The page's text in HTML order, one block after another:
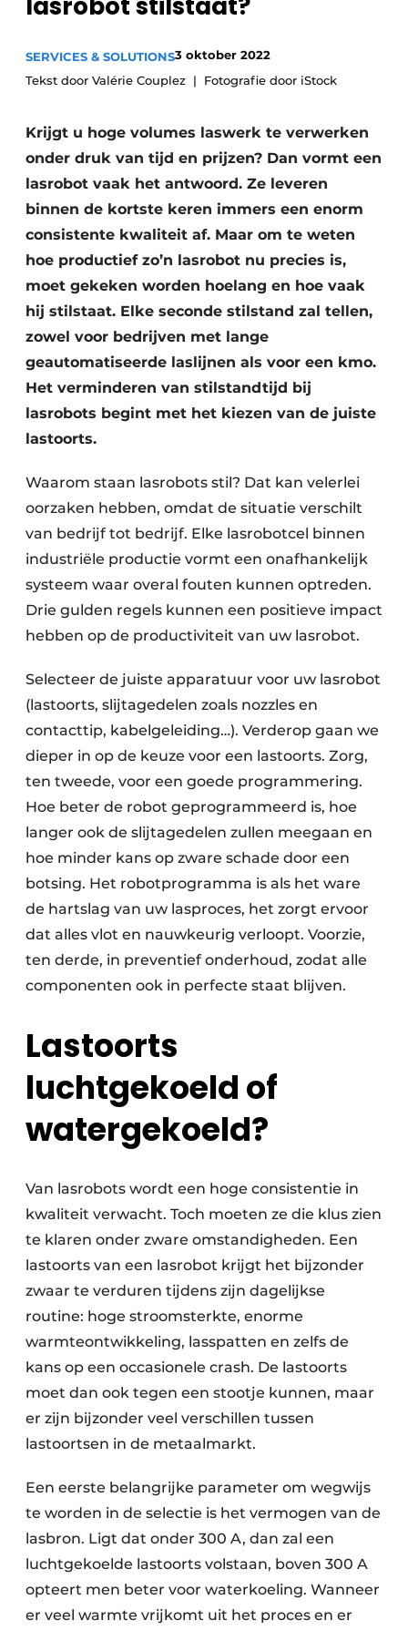
Privacy / Cookie statement
Vacature aanmelden
Vacatures
SERVICES & SOLUTIONS3 oktober 2022
Tekst door Valérie Couplez
Fotografie door iStock
Krijgt u hoge volumes laswerk te verwerken
onder druk van tijd en prijzen? Dan vormt een
lasrobot vaak het antwoord. Ze leveren
binnen de kortste keren immers een enorm
consistente kwaliteit af. Maar om te weten
hoe productief zo’n lasrobot nu precies is,
moet gekeken worden hoelang en hoe vaak
hij stilstaat. Elke seconde stilstand zal tellen,
zowel voor bedrijven met lange
geautomatiseerde laslijnen als voor een kmo.
Het verminderen van stilstandtijd bij
lasrobots begint met het kiezen van de juiste
lastoorts.
Waarom staan lasrobots stil? Dat kan velerlei
oorzaken hebben, omdat de situatie verschilt
van bedrijf tot bedrijf. Elke lasrobotcel binnen
industriële productie vormt een onafhankelijk
systeem waar overal fouten kunnen optreden.
Drie gulden regels kunnen een positieve impact
hebben op de productiviteit van uw lasrobot.
Selecteer de juiste apparatuur voor uw lasrobot
(lastoorts, slijtagedelen zoals nozzles en
contacttip, kabelgeleiding…). Verderop gaan we
dieper in op de keuze voor een lastoorts. Zorg,
ten tweede, voor een goede programmering.
Hoe beter de robot geprogrammeerd is, hoe
langer ook de slijtagedelen zullen meegaan en
hoe minder kans op zware schade door een
botsing. Het robotprogramma is als het ware
de hartslag van uw lasproces, het zorgt ervoor
dat alles vlot en nauwkeurig verloopt. Voorzie,
ten derde, in preventief onderhoud, zodat alle
componenten ook in perfecte staat blijven.
Lastoorts
luchtgekoeld of
watergekoeld?
Van lasrobots wordt een hoge consistentie in
kwaliteit verwacht. Toch moeten ze die klus zien
te klaren onder zware omstandigheden. Een
lastoorts van een lasrobot krijgt het bijzonder
zwaar te verduren tijdens zijn dagelijkse
routine: hoge stroomsterkte, enorme
warmteontwikkeling, lasspatten en zelfs de
kans op een occasionele crash. De lastoorts
moet dan ook tegen een stootje kunnen, maar
er zijn bijzonder veel verschillen tussen
lastoortsen in de metaalmarkt.
Een eerste belangrijke parameter om wegwijs
te worden in de selectie is het vermogen van de
lasbron. Ligt dat onder 300 A, dan zal een
luchtgekoelde lastoorts volstaan, boven 300 A
opteert men beter voor waterkoeling. Wanneer
er veel warmte vrijkomt uit het proces en er